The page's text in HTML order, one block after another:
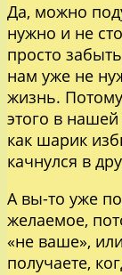
Да, можно
нужно и не
просто
нам уже не
жизнь. Потому
этого в
как шарик
качнулся в
А вы-то уже
желаемое,
«не ваше»,
получаете,